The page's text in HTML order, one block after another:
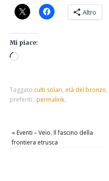
Altro
Mi piace:
Taggato culti solari, età del bronzo,
preferiti : permalink.
« Eventi – Veio. Il fascino della
frontiera etrusca